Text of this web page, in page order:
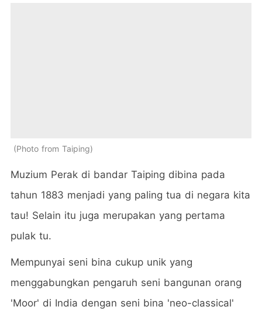
Photo from Taiping
Muzium Perak di bandar Taiping dibina pada
tahun 1883 menjadi yang paling tua di negara kita
tau! Selain itu juga merupakan yang pertama
pulak tu.
Mempunyai seni bina cukup unik yang
menggabungkan pengaruh seni bangunan orang
'Moor' di India dengan seni bina 'neo-classical'